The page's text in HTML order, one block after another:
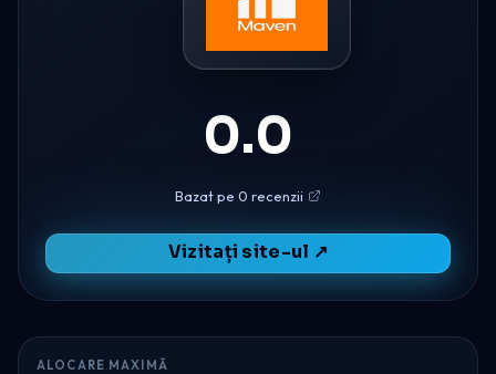
0.0
Bazat pe 0 recenzii
Vizitați site-ul ↗
ALOCARE MAXIMĂ